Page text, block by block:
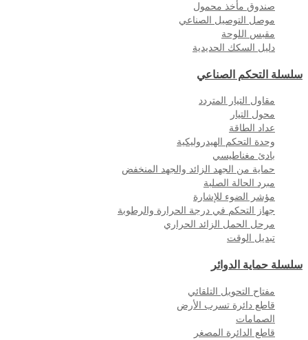
صندوق مأخذ محمول
موصل التوصيل الصناعي
مقبس اللوحة
دليل السكك الحديدية
سلسلة التحكم الصناعي
مقاول التيار المتردد
محول التيار
عداد الطاقة
وحدة التحكم الهيدروليكية
بادئ مغناطيسي
حماية من الجهد الزائد والجهد المنخفض
مبرد الحالة الصلبة
مؤشر الضوء للإشارة
جهاز التحكم في درجة الحرارة والرطوبة
مرحل الحمل الزائد الحراري
تبديل الوقت
سلسلة حماية الدوائر
مفتاح التحويل التلقائي
قاطع دائرة تسرب الأرض
الصمامات
قاطع الدائرة المصغر